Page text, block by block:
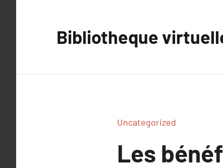
Bibliotheque
Uncategorized
Les